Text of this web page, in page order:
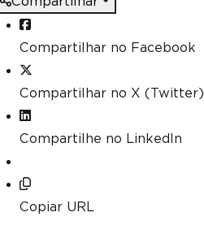
Compartilhar no Facebook
Compartilhar no X (Twitter)
Compartilhe no LinkedIn
Copiar URL